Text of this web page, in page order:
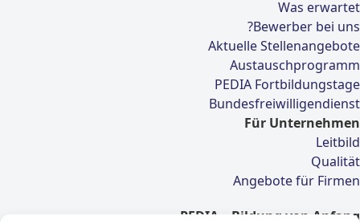
Was erwartet
Bewerber bei uns?
Aktuelle Stellenangebote
Austauschprogramm
PEDIA Fortbildungstage
Bundesfreiwilligendienst
Für Unternehmen
Leitbild
Qualität
Angebote für Firmen
PEDIA – Bildung von Anfang